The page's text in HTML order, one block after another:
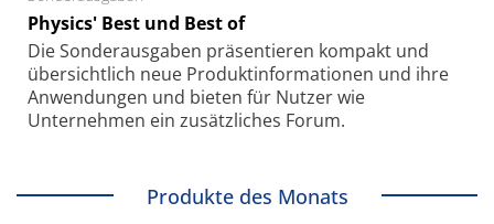
Physics' Best und Best of
Die Sonder­ausgaben präsentieren kompakt und
übersichtlich neue Produkt­informationen und ihre
Anwendungen und bieten für Nutzer wie
Unternehmen ein zusätzliches Forum.
Produkte des Monats